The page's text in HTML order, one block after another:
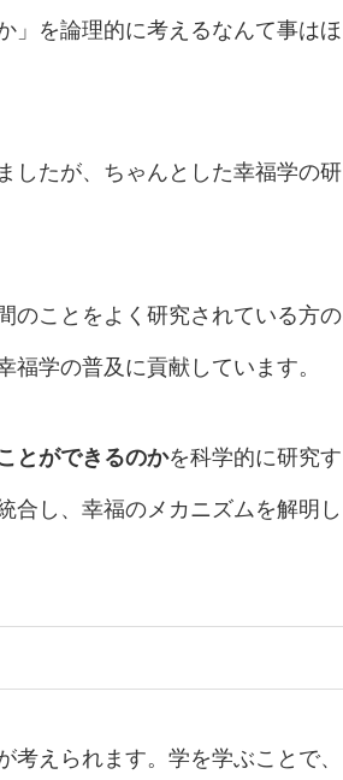
」を論理的に考えるなんて事はほ
したが、ちゃんとした幸福学の研
のことをよく研究されている方の
学の普及に貢献しています。
とができるのかを科学的に研究す
合し、幸福のメカニズムを解明し
えられます。学を学ぶことで、